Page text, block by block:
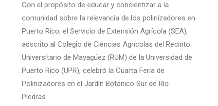
Con el propósito de educar y concientizar a la
comunidad sobre la relevancia de los polinizadores en
Puerto Rico, el Servicio de Extensión Agrícola (SEA),
adscrito al Colegio de Ciencias Agrícolas del Recinto
Universitario de Mayagüez (RUM) de la Universidad de
Puerto Rico (UPR), celebró la Cuarta Feria de
Polinizadores en el Jardín Botánico Sur de Río
Piedras.